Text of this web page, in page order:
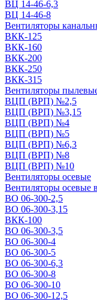
ВЦ 14-46-6,3
ВЦ 14-46-8
Вентиляторы
ВКК-125
ВКК-160
ВКК-200
ВКК-250
ВКК-315
Вентиляторы
ВЦП (ВРП) №2,5
ВЦП (ВРП) №3,15
ВЦП (ВРП) №4
ВЦП (ВРП) №5
ВЦП (ВРП) №6,3
ВЦП (ВРП) №8
ВЦП (ВРП) №10
Вентиляторы осевые
Вентиляторы
ВО 06-300-2,5
ВО 06-300-3,15
ВКК-100
ВО 06-300-3,5
ВО 06-300-4
ВО 06-300-5
ВО 06-300-6,3
ВО 06-300-8
ВО 06-300-10
ВО 06-300-12,5